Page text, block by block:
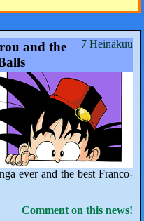
7 Heinäkuu
and the
ever and the best Franco-
Comment on this news!